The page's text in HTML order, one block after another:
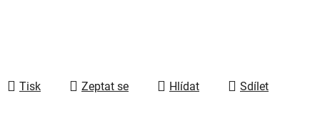
Tisk Zeptat se Hlídat Sdílet